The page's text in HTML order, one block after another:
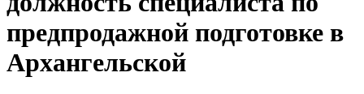
предпродажной подготовке в
Архангельской